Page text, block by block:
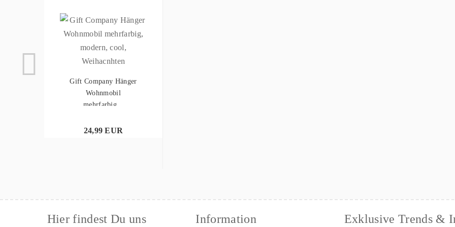
Gift Company Hänger
Wohnmobil
mehrfarbig...
24,99 EUR
Hier findest Du uns Information Exklusive Trends &